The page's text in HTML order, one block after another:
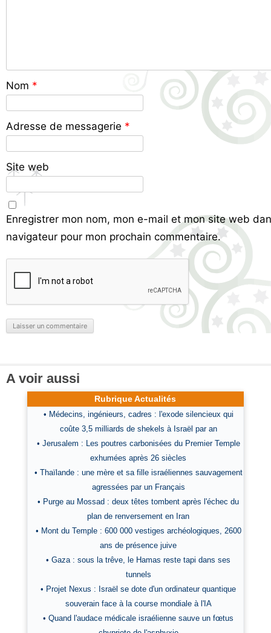
Nom *
Adresse de messagerie *
Site web
Enregistrer mon nom, mon e-mail et mon site web
navigateur pour mon prochain commentaire.
A voir aussi
Rubrique Actualités
• Médecins, ingénieurs, cadres : l'exode silencieux qui
coûte 3,5 milliards de shekels à Israël par an
• Jerusalem : Les poutres carbonisées du Premier Temple
exhumées après 26 siècles
• Thaïlande : une mère et sa fille israéliennes sauvagement
agressées par un Français
• Purge au Mossad : deux têtes tombent après l'échec du
plan de renversement en Iran
• Mont du Temple : 600 000 vestiges archéologiques, 2600
ans de présence juive
• Gaza : sous la trêve, le Hamas reste tapi dans ses
tunnels
• Projet Nexus : Israël se dote d'un ordinateur quantique
souverain face à la course mondiale à l'IA
• Quand l'audace médicale israélienne sauve un fœtus